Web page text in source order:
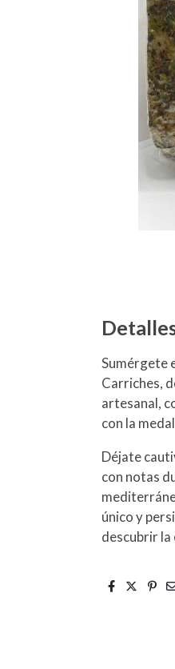
Sumérgete
Carriches,
artesanal,
con la
Déjate
con notas
único y
descubrir la